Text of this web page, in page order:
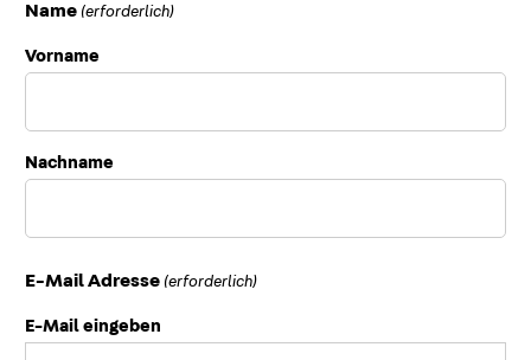
Name (erforderlich)
Vorname
Nachname
E-Mail Adresse (erforderlich)
E-Mail eingeben